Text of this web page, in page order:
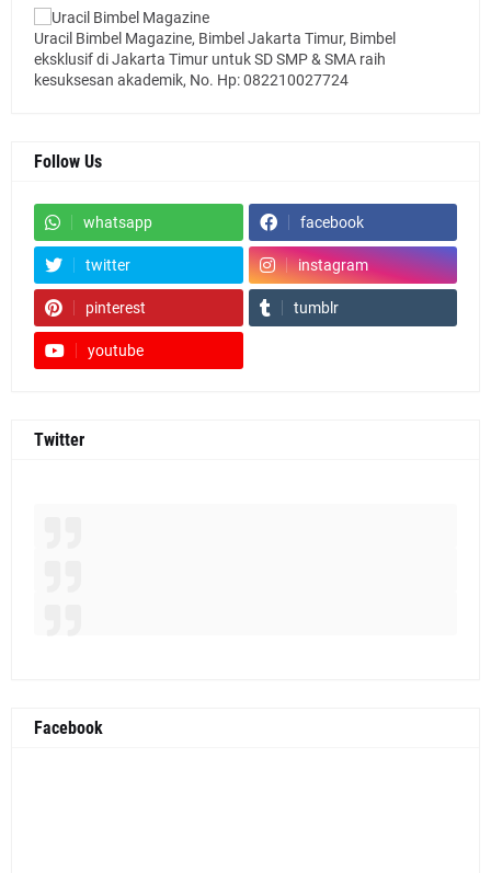
Uracil Bimbel Magazine, Bimbel Jakarta Timur, Bimbel
eksklusif di Jakarta Timur untuk SD SMP & SMA raih
kesuksesan akademik, No. Hp: 082210027724
Follow Us
whatsapp facebook
twitter instagram
pinterest tumblr
youtube
Twitter
Facebook